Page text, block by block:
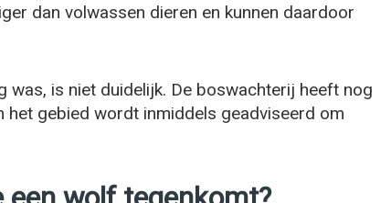
dan volwassen dieren en kunnen daardoor
was, is niet duidelijk. De boswachterij heeft nog
het gebied wordt inmiddels geadviseerd om